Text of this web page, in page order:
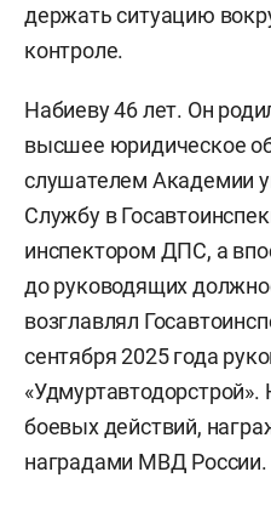
держать ситуацию
контроле.
Набиеву 46 лет. Он
высшее юридическое
слушателем Академии
Службу в
инспектором ДПС, а
до руководящих
возглавлял
сентября 2025 года
боевых действий,
наградами МВД России.